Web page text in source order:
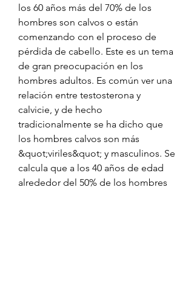
los 60 años más del 70% de los
hombres son calvos o están
comenzando con el proceso de
pérdida de cabello. Este es un tema
de gran preocupación en los
hombres adultos. Es común ver una
relación entre testosterona y
calvicie, y de hecho
tradicionalmente se ha dicho que
los hombres calvos son más
&quot;viriles&quot; y masculinos. Se
calcula que a los 40 años de edad
alrededor del 50% de los hombres